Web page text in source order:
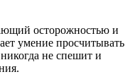
осторожностью и
умение просчитывать
не спешит и